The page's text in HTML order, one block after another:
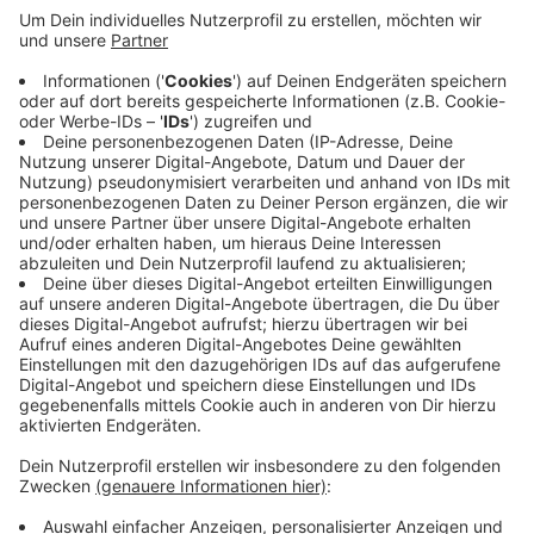
der A1 Richtung Dortmund in Höhe der
LKW aufgefahren sein - angeblich, um seine
Freundin zu verletzen, die auf dem Beifahrersitz
saß. Danach sahen Zeuginnen und Zeugen, wie er
die 26 Jahre alte Frau auch noch würgte.Sie wurde
im Krankenhaus behandelt, aber wohl nicht sehr
schwer verletzt.
Veröffentlicht:Donnerstag, 16.02.2023 06:39
Anzeige
Anzeige